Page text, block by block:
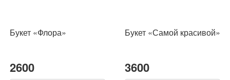
Букет «Флора»
2600
Букет «Самой красивой»
3600